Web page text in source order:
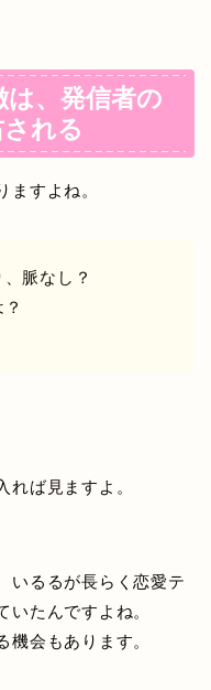
、発信者の
れる
ますよね。
脈なし？
れば見ますよ。
いるるが長らく恋愛テ
いたんですよね。
機会もあります。